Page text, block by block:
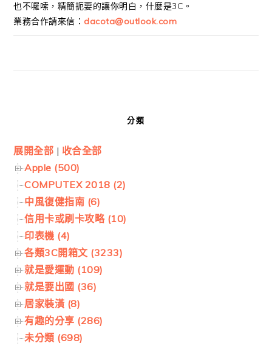
也不囉嗦，精簡扼要的讓你明白，什麼是3C。
業務合作請來信： dacota@outlook.com
分類
展開全部 | 收合全部
Apple (500)
COMPUTEX 2018 (2)
中風復健指南 (6)
信用卡或刷卡攻略 (10)
印表機 (4)
各類3C開箱文 (3233)
就是愛運動 (109)
就是要出國 (36)
居家裝潢 (8)
有趣的分享 (286)
未分類 (698)